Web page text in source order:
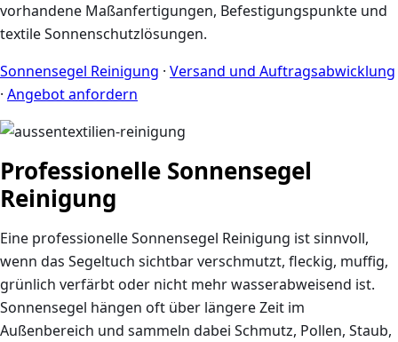
vorhandene Maßanfertigungen, Befestigungspunkte und
textile Sonnenschutzlösungen.
Sonnensegel Reinigung · Versand und Auftragsabwicklung
· Angebot anfordern
Professionelle Sonnensegel
Reinigung
Eine professionelle Sonnensegel Reinigung ist sinnvoll,
wenn das Segeltuch sichtbar verschmutzt, fleckig, muffig,
grünlich verfärbt oder nicht mehr wasserabweisend ist.
Sonnensegel hängen oft über längere Zeit im
Außenbereich und sammeln dabei Schmutz, Pollen, Staub,